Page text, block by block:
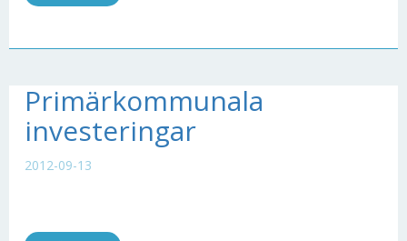
Primärkommunala
investeringar
2012-09-13